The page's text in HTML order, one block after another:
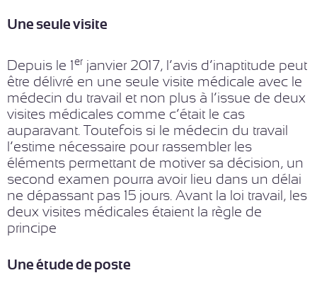
Une seule visite
Depuis le 1er janvier 2017, l’avis d’inaptitude peut
être délivré en une seule visite médicale avec le
médecin du travail et non plus à l’issue de deux
visites médicales comme c’était le cas
auparavant. Toutefois si le médecin du travail
l’estime nécessaire pour rassembler les
éléments permettant de motiver sa décision, un
second examen pourra avoir lieu dans un délai
ne dépassant pas 15 jours. Avant la loi travail, les
deux visites médicales étaient la règle de
principe…
Une étude de poste